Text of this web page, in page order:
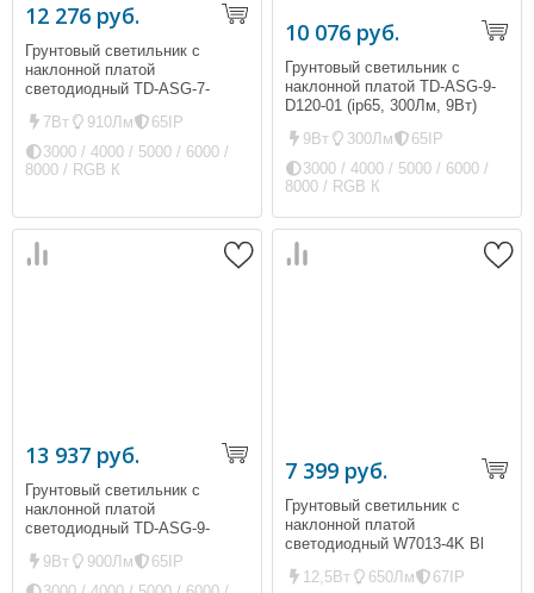
12 276 руб.
Грунтовый светильник с
наклонной платой
светодиодный TD-ASG-7-
7Вт
910Лм
65IP
3000 / 4000 / 5000 / 6000 /
8000 / RGB К
10 076 руб.
Грунтовый светильник с
наклонной платой TD-ASG-9-
D120-01 (ip65, 300Лм, 9Вт)
9Вт
300Лм
65IP
3000 / 4000 / 5000 / 6000 /
8000 / RGB К
13 937 руб.
Грунтовый светильник с
наклонной платой
светодиодный TD-ASG-9-
9Вт
900Лм
65IP
7 399 руб.
Грунтовый светильник с
наклонной платой
светодиодный W7013-4K Bl
12,5Вт
650Лм
67IP